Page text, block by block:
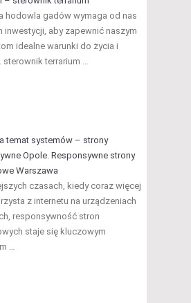
hodowla gadów wymaga od nas
inwestycji, aby zapewnić naszym
idealne warunki do życia i
terrarium …
temat systemów – strony
Opole. Responsywne strony
Warszawa
czasach, kiedy coraz więcej
z internetu na urządzeniach
responsywność stron
staje się kluczowym
…